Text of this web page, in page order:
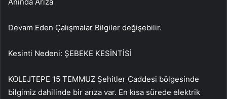
Devam Eden Çalışmalar Bilgiler değişebilir.
Kesinti Nedeni: ŞEBEKE KESİNTİSİ
KOLEJTEPE 15 TEMMUZ Şehitler Caddesi bölgesinde
bilgimiz dahilinde bir arıza var. En kısa sürede elektrik